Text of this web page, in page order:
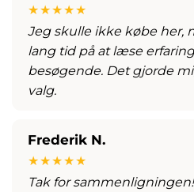
★★★★★
Jeg skulle ikke købe her,
lang tid på at læse
besøgende. Det gjorde
valg.
Frederik N.
★★★★★
Tak for